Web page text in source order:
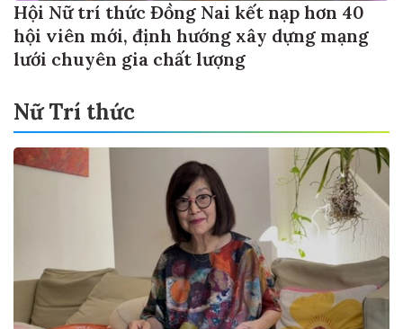
Hội Nữ trí thức Đồng Nai kết nạp hơn 40
hội viên mới, định hướng xây dựng mạng
lưới chuyên gia chất lượng
Nữ Trí thức